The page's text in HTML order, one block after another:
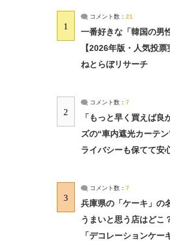
1
コメント数： 21
一番好きな「韓国の男
【2026年版・人気投
ねとらぼリサーチ
2
コメント数： 7
「もっと早く買えば
ズの“車内遮光カーテ
ライバシーも保てて安
3
コメント数： 7
兵庫県の「ケーキ」
うまいと思う店はどこ
「デコレーションケー